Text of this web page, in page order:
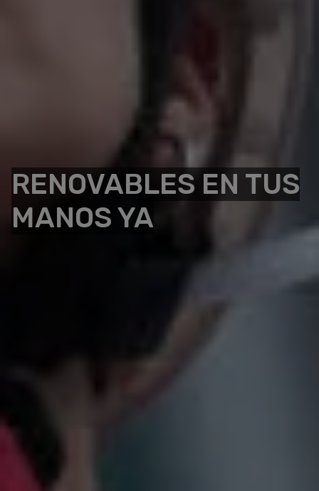
RENOVABLES EN TUS
MANOS YA